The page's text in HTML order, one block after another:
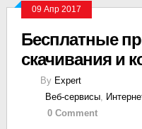
09 Апр 2017
Бесплатные
скачивания и
By Expert
Веб-сервисы,
0 Comment